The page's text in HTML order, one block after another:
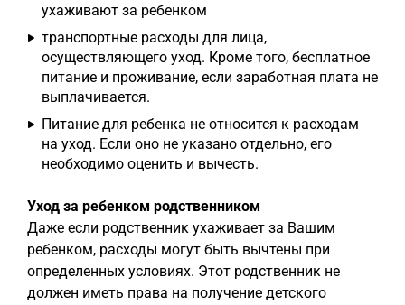
ухаживают за ребенком
транспортные расходы для лица,
осуществляющего уход. Кроме того, бесплатное
питание и проживание, если заработная плата не
выплачивается.
Питание для ребенка не относится к расходам
на уход. Если оно не указано отдельно, его
необходимо оценить и вычесть.
Уход за ребенком родственником
Даже если родственник ухаживает за Вашим
ребенком, расходы могут быть вычтены при
определенных условиях. Этот родственник не
должен иметь права на получение детского